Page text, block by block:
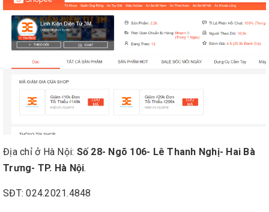
Địa chỉ ở Hà Nội: Số 28- Ngõ 106- Lê Thanh Nghị- Hai Bà
Trưng- TP. Hà Nội.
SĐT: 024.2021.4848